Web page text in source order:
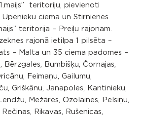
teritoriju, pievienoti
Upenieku ciema un Stirnienes
teritorija – Preiļu rajonam.
rajonā ietilpa 1 pilsēta –
– Malta un 35 ciema padomes –
Bumbišķu, Čornajas,
Feimaņu, Gailumu,
Griškānu, Janapoles, Kantinieku,
Mežāres, Ozolaines, Pelsiņu,
Rikavas, Rušenicas,